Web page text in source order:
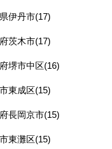
伊丹市(17)
茨木市(17)
堺市中区(16)
東成区(15)
長岡京市(15)
東灘区(15)